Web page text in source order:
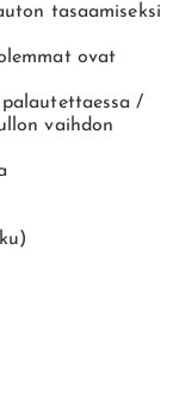
tasaamiseksi
ovat
/
vaihdon